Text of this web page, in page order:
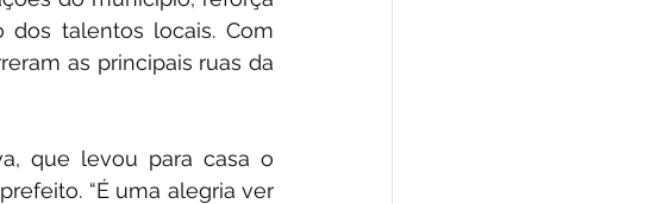
talentos locais. Com
as principais ruas da
que levou para casa o
“É uma alegria ver